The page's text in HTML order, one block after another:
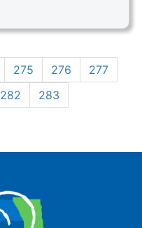
Page
275 Page
276 Page
277
Page
282 Page
283